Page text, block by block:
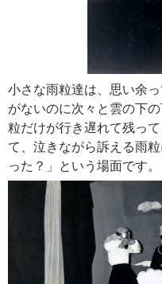
小さな雨粒達は、思い余
がないのに次々と雲の下
粒だけが行き遅れて残っ
て、泣きながら訴える雨
った？」という場面です。